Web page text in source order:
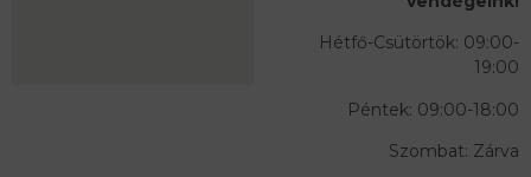
Hétfő-Csütörtök: 09:00-
19:00
Péntek: 09:00-18:00
Szombat: Zárva